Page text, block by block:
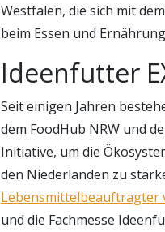
Westfalen, die sich mit
beim Essen und
Ideenfutter
Seit einigen Jahren
dem FoodHub NRW und
Initiative, um die
den Niederlanden zu
Lebensmittelbeauftragter
und die Fachmesse